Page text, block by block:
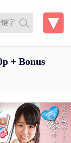
+ Bonus